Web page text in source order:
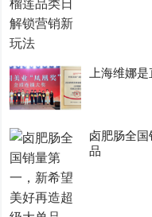
上海维娜
卤肥肠全
品